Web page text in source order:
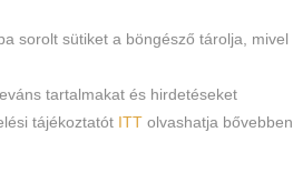
sorolt sütiket a böngésző tárolja, mivel
tartalmakat és hirdetéseket
tájékoztatót ITT olvashatja bővebben.